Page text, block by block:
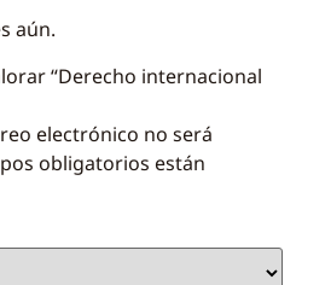
aún.
“Derecho internacional
electrónico no será
obligatorios están